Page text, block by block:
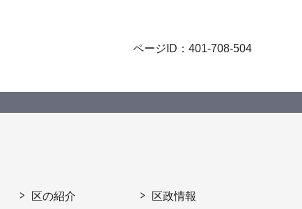
ページID：401-708-504
区の紹介 区政情報